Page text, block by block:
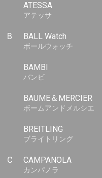
ATESSA
アテッサ
B BALL Watch
ボールウォッチ
BAMBI
バンビ
BAUME＆MERCIER
ボームアンドメルシエ
BREITLING
ブライトリング
C CAMPANOLA
カンパノラ